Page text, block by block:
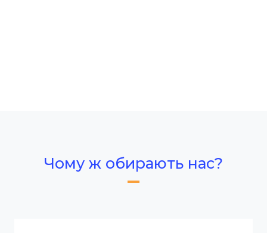
Чому ж обирають нас?